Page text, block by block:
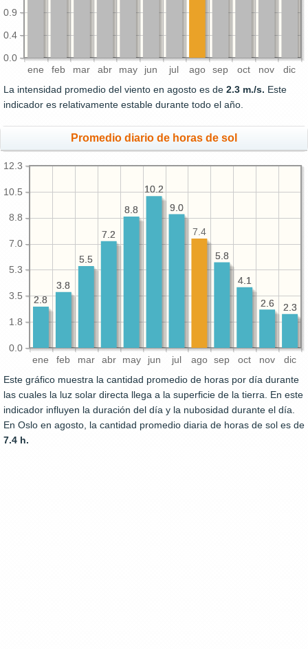
ene feb mar abr may jun jul ago sep oct nov dic
0.0
0.4
0.9
La intensidad promedio del viento en agosto es de 2.3 m./s. Este
indicador es relativamente estable durante todo el año.
Promedio diario de horas de sol
ene feb mar abr may jun jul ago sep oct nov dic
0.0
1.8
3.5
5.3
7.0
8.8
10.5
12.3
2.3
2.6
4.1
5.8
9.0
10.2
8.8
7.2
5.5
3.8
2.8
2.3
2.6
4.1
5.8
7.4
9.0
10.2
8.8
7.2
5.5
3.8
2.8
Este gráfico muestra la cantidad promedio de horas por día durante
las cuales la luz solar directa llega a la superficie de la tierra. En este
indicador influyen la duración del día y la nubosidad durante el día.
En Oslo en agosto, la cantidad promedio diaria de horas de sol es de
7.4 h.